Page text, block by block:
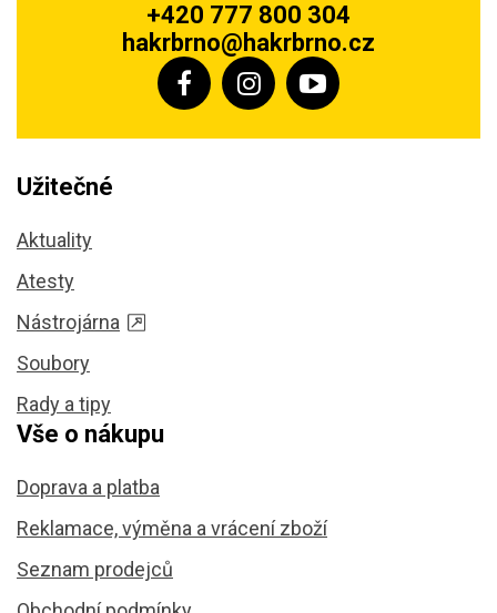
+420 777 800 304
hakrbrno@hakrbrno.cz
Užitečné
Aktuality
Atesty
Nástrojárna
Soubory
Rady a tipy
Vše o nákupu
Doprava a platba
Reklamace, výměna a vrácení zboží
Seznam prodejců